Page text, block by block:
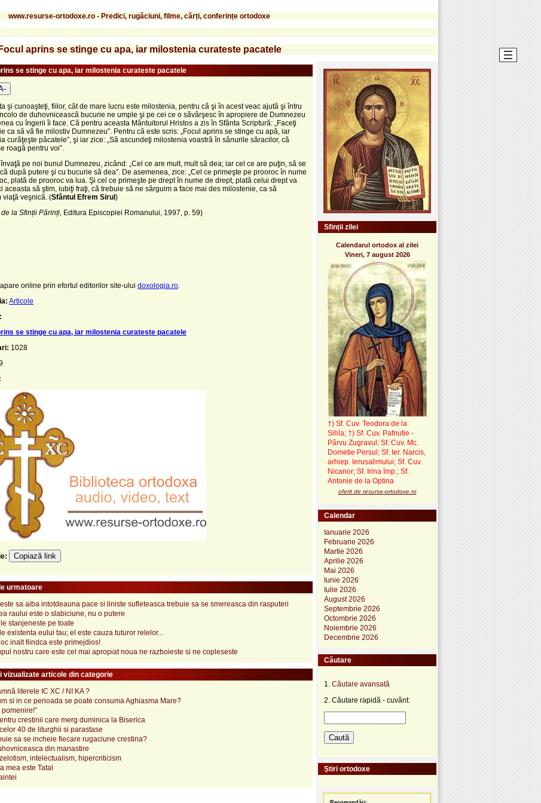
www.resurse-ortodoxe.ro - Predici, rugăciuni, filme, cărți, conferințe ortodoxe
Focul aprins se stinge cu apa, iar milostenia curateste pacatele
se stinge cu apa, iar milostenia curateste pacatele
şi cunoaşteţi, fiilor, cât de mare lucru este milostenia, pentru că şi în acest veac ajută şi întru
de duhovnicească bucurie ne umple şi pe cei ce o săvârşesc în apropiere de Dumnezeu
cu îngerii îi face. Că pentru aceasta Mântuitorul Hristos a zis în Sfânta Scriptură: „Faceţi
ca să vă fie milostiv Dumnezeu”. Pentru că este scris: „Focul aprins se stinge cu apă, iar
curăţeşte păcatele”, şi iar zice: „Să ascundeţi milostenia voastră în sânurile săracilor, că
roagă pentru voi”.
pe noi bunul Dumnezeu, zicând: „Cel ce are mult, mult să dea; iar cel ce are puţin, să se
după putere şi cu bucurie să dea”. De asemenea, zice: „Cel ce primeşte pe prooroc în nume
plată de prooroc va lua. Şi cel ce primeşte pe drept în nume de drept, plată celui drept va
aceasta să ştim, iubiţi fraţi, că trebuie să ne sârguim a face mai des milostenie, ca să
viaţă veşnică. (Sfântul Efrem Sirul)
la Sfinții Părinți , Editura Episcopiei Romanului, 1997, p. 59)
online prin efortul editorilor site-ului doxologia.ro
Articole
se stinge cu apa, iar milostenia curateste pacatele
1028
Copiază link
urmatoare
sa aiba intotdeauna pace si liniste sufleteasca trebuie sa se smereasca din rasputeri
raului este o slabiciune, nu o putere
stanjeneste pe toate
existenta eului tau; el este cauza tuturor relelor...
inalt fiindca este primejdios!
nostru care este cel mai apropiat noua ne razboieste si ne copleseste
vizualizate articole din categorie
literele IC XC / NI KA ?
si in ce perioada se poate consuma Aghiasma Mare?
pomenire!”
crestinii care merg duminica la Biserica
40 de liturghii si parastase
sa se incheie fiecare rugaciune crestina?
din manastire
intelectualism, hipercriticism
mea este Tatal
Sfinții zilei
Calendarul ortodox al zilei
Vineri, 7 august 2026
†) Sf. Cuv. Teodora de la
Sihla; †) Sf. Cuv. Pafnutie -
Pârvu Zugravul ; Sf. Cuv. Mc.
Dometie Persul; Sf. Ier. Narcis,
arhiep. Ierusalimului; Sf. Cuv.
Nicanor; Sf. Irina împ.; Sf.
Antonie de la Optina
oferit de resurse-ortodoxe.ro
Calendar
Ianuarie 2026
Februarie 2026
Martie 2026
Aprilie 2026
Mai 2026
Iunie 2026
Iulie 2026
August 2026
Septembrie 2026
Octombrie 2026
Noiembrie 2026
Decembrie 2026
Căutare
1. Căutare avansată
2. Căutare rapidă - cuvânt:
Știri ortodoxe